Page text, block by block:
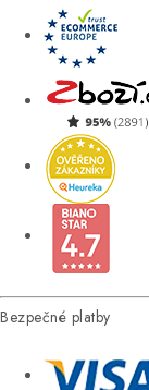
Bezpečné platby